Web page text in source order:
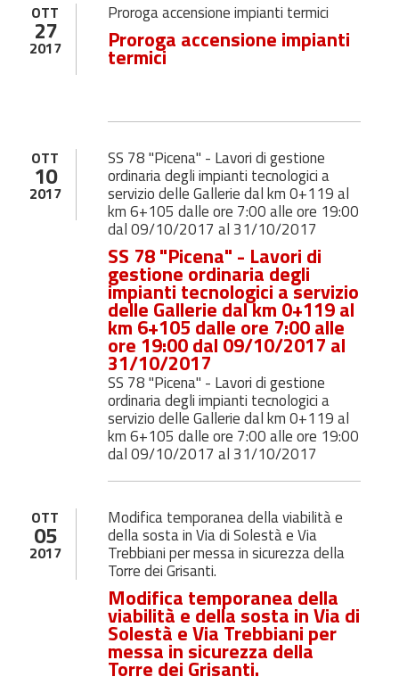
OTT
27
2017
Proroga accensione impianti termici
Proroga accensione impianti
termici
OTT
10
2017
SS 78 "Picena" - Lavori di gestione
ordinaria degli impianti tecnologici a
servizio delle Gallerie dal km 0+119 al
km 6+105 dalle ore 7:00 alle ore 19:00
dal 09/10/2017 al 31/10/2017
SS 78 "Picena" - Lavori di
gestione ordinaria degli
impianti tecnologici a servizio
delle Gallerie dal km 0+119 al
km 6+105 dalle ore 7:00 alle
ore 19:00 dal 09/10/2017 al
31/10/2017
SS 78 "Picena" - Lavori di gestione
ordinaria degli impianti tecnologici a
servizio delle Gallerie dal km 0+119 al
km 6+105 dalle ore 7:00 alle ore 19:00
dal 09/10/2017 al 31/10/2017
OTT
05
2017
Modifica temporanea della viabilità e
della sosta in Via di Solestà e Via
Trebbiani per messa in sicurezza della
Torre dei Grisanti.
Modifica temporanea della
viabilità e della sosta in Via di
Solestà e Via Trebbiani per
messa in sicurezza della
Torre dei Grisanti.